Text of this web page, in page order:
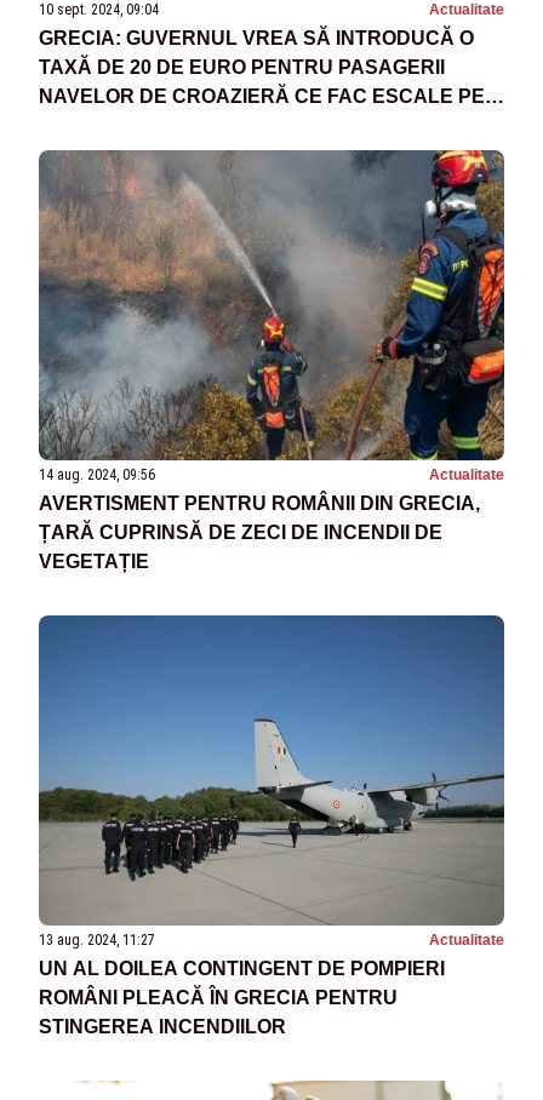
10 sept. 2024, 09:04 Actualitate
GRECIA: GUVERNUL VREA SĂ INTRODUCĂ O
TAXĂ DE 20 DE EURO PENTRU PASAGERII
NAVELOR DE CROAZIERĂ CE FAC ESCALE PE
14 aug. 2024, 09:56 Actualitate
AVERTISMENT PENTRU ROMÂNII DIN GRECIA,
ȚARĂ CUPRINSĂ DE ZECI DE INCENDII DE
VEGETAȚIE
13 aug. 2024, 11:27 Actualitate
UN AL DOILEA CONTINGENT DE POMPIERI
ROMÂNI PLEACĂ ÎN GRECIA PENTRU
STINGEREA INCENDIILOR